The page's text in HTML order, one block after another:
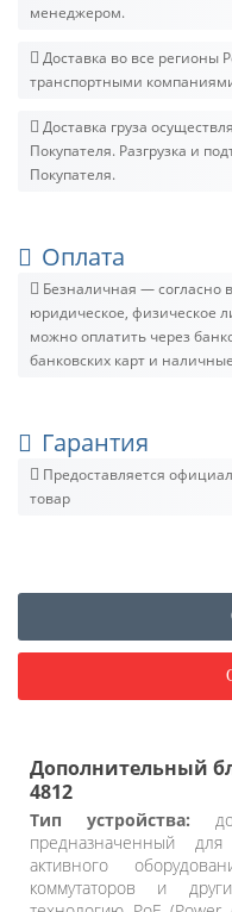
менеджером.
Доставка во все регионы
транспортными
Доставка груза
Покупателя. Разгрузка и
Покупателя.
Оплата
Безналичная — согласно
юридическое, физическое
можно оплатить через
банковских карт и
Гарантия
Предоставляется
товар
Дополнительный
4812
Тип устройства:
предназначенный для
активного
коммутаторов и